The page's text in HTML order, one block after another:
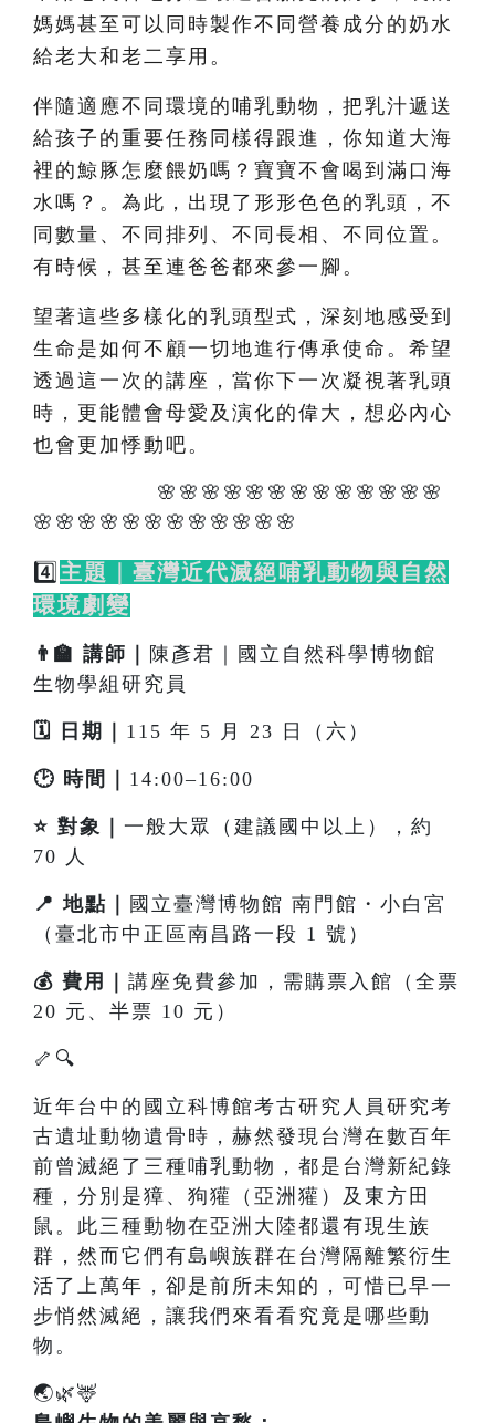
媽媽甚至可以同時製作不同營養成分的奶水
給老大和老二享用。
伴隨適應不同環境的哺乳動物，把乳汁遞送
給孩子的重要任務同樣得跟進，你知道大海
裡的鯨豚怎麼餵奶嗎？寶寶不會喝到滿口海
水嗎？。為此，出現了形形色色的乳頭，不
同數量、不同排列、不同長相、不同位置。
有時候，甚至連爸爸都來參一腳。
望著這些多樣化的乳頭型式，深刻地感受到
生命是如何不顧一切地進行傳承使命。希望
透過這一次的講座，當你下一次凝視著乳頭
時，更能體會母愛及演化的偉大，想必內心
也會更加悸動吧。
🌸🌸🌸🌸🌸🌸🌸🌸🌸🌸🌸🌸🌸
🌸🌸🌸🌸🌸🌸🌸🌸🌸🌸🌸🌸
4️⃣ 主題｜臺灣近代滅絕哺乳動物與自然
環境劇變
👨‍🏫 講師｜ 陳彥君｜國立自然科學博物館
生物學組研究員
🗓️ 日期｜ 115 年 5 月 23 日（六）
🕑 時間｜ 14:00–16:00
⭐ 對象｜ 一般大眾（建議國中以上），約
70 人
📍 地點｜ 國立臺灣博物館 南門館・小白宮
（臺北市中正區南昌路一段 1 號）
💰 費用｜ 講座免費參加，需購票入館（全票
20 元、半票 10 元）
🦴🔍
近年台中的國立科博館考古研究人員研究考
古遺址動物遺骨時，赫然發現台灣在數百年
前曾滅絕了三種哺乳動物，都是台灣新紀錄
種，分別是獐、狗獾（亞洲獾）及東方田
鼠。此三種動物在亞洲大陸都還有現生族
群，然而它們有島嶼族群在台灣隔離繁衍生
活了上萬年，卻是前所未知的，可惜已早一
步悄然滅絕，讓我們來看看究竟是哪些動
物。
🌏🌿🦌